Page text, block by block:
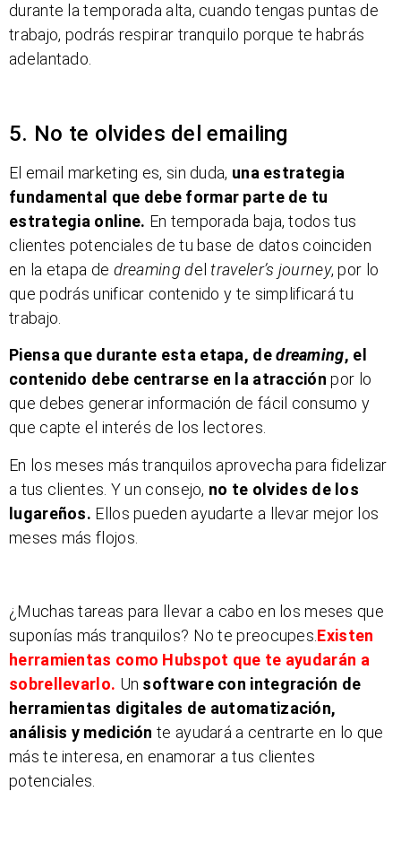
durante la temporada alta, cuando tengas puntas de
trabajo, podrás respirar tranquilo porque te habrás
adelantado.
5. No te olvides del emailing
El email marketing es, sin duda, una estrategia
fundamental que debe formar parte de tu
estrategia online. En temporada baja, todos tus
clientes potenciales de tu base de datos coinciden
en la etapa de dreaming deltraveler’s journey, por lo
que podrás unificar contenido y te simplificará tu
trabajo.
Piensa que durante esta etapa, dedreaming, el
contenido debe centrarse en la atracción por lo
que debes generar información de fácil consumo y
que capte el interés de los lectores.
En los meses más tranquilos aprovecha para fidelizar
a tus clientes. Y un consejo, no te olvides de los
lugareños. Ellos pueden ayudarte a llevar mejor los
meses más flojos.
¿Muchas tareas para llevar a cabo en los meses que
suponías más tranquilos? No te preocupes.Existen
herramientas como Hubspot que te ayudarán a
sobrellevarlo. Un software con integración de
herramientas digitales de automatización,
análisis y medición te ayudará a centrarte en lo que
más te interesa, en enamorar a tus clientes
potenciales.